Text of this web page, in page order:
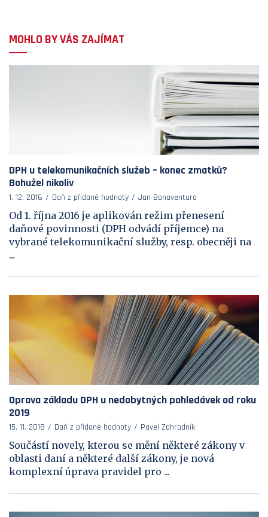
MOHLO BY VÁS ZAJÍMAT
DPH u telekomunikačních služeb – konec zmatků?
Bohužel nikoliv
1. 12. 2016 Daň z přidané hodnoty Jan Bonaventura
Od 1. října 2016 je aplikován režim přenesení
daňové povinnosti (DPH odvádí příjemce) na
vybrané telekomunikační služby, resp. obecněji na
...
Oprava základu DPH u nedobytných pohledávek od roku
2019
15. 11. 2018 Daň z přidané hodnoty Pavel Zahradník
Součástí novely, kterou se mění některé zákony v
oblasti daní a některé další zákony, je nová
komplexní úprava pravidel pro ...